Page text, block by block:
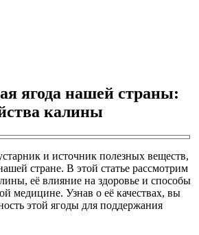
ягода нашей страны:
калины
и источник полезных веществ,
стране. В этой статье рассмотрим
её влияние на здоровье и способы
медицине. Узнав о её качествах, вы
этой ягоды для поддержания